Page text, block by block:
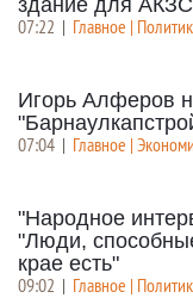
07:22 | Главное |
Игорь Алферов
07:04 | Главное |
"Народное
"Люди,
крае есть"
09:02 | Главное |